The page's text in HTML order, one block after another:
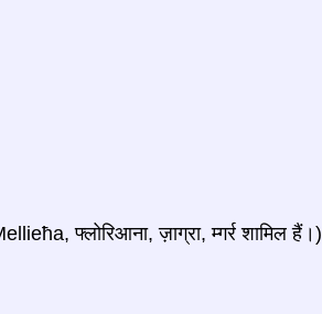
फ्लोरिआना, ज़ाग्रा, म्गर्र शामिल हैं।)